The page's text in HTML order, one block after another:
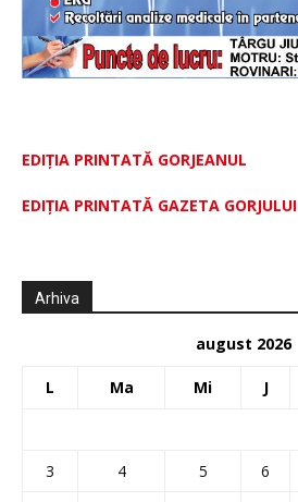
EDIȚIA PRINTATĂ GORJEANUL
EDIŢIA PRINTATĂ GAZETA GORJULUI
Arhiva
august 2026
L Ma Mi J
3
4 5 6